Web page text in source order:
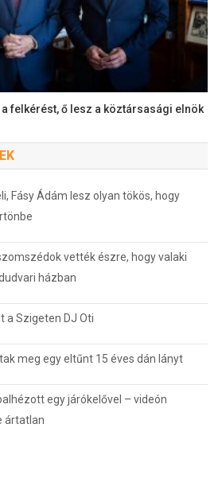
felkérést, ő lesz a köztársasági elnök
Fásy Ádám lesz olyan tökös, hogy
vették észre, hogy valaki
házban
a Szigeten DJ Oti
meg egy eltűnt 15 éves dán lányt
egy járókelővel – videón
ártatlan